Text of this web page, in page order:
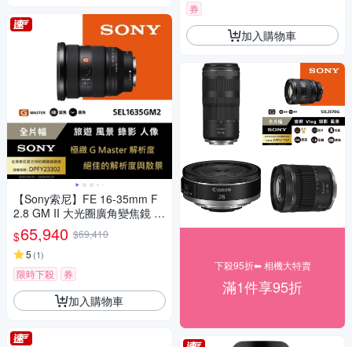
【Sony索尼】FE 16-35mm F
2.8 GM II 大光圈廣角變焦鏡 S
EL1635GM2 (公司貨 保固 24
個月)
$65,940 $69,410
5 (1)
限時下殺 券
加入購物車
券
加入購物車
下殺95折⬅︎ 相機大特賣
滿1件享95折